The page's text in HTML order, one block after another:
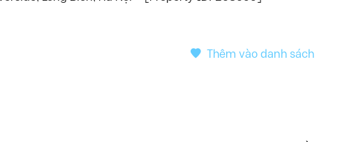
Thêm vào danh sách